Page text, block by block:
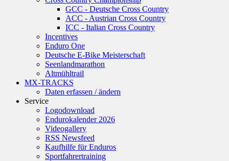
GCC - Deutsche Cross Country
ACC - Austrian Cross Country
ICC - Italian Cross Country
Incentives
Enduro One
Deutsche E-Bike Meisterschaft
Seenlandmarathon
Altmühltrail
MX-TRACKS
Daten erfassen / ändern
Service
Logodownload
Endurokalender 2026
Videogallery
RSS Newsfeed
Kaufhilfe für Enduros
Sportfahrertraining